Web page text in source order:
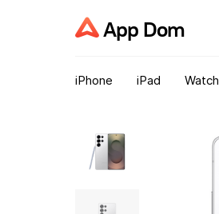
App Dom
iPhone iPad Watch